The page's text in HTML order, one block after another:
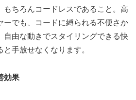
もちろんコードレスであること。高
ーでも、コードに縛られる不便さか
自由な動きでスタイリングできる快
手放せなくなります。
効果